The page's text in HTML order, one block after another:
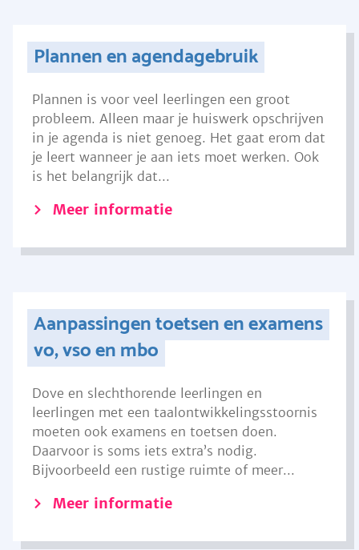
Plannen en agendagebruik
Plannen is voor veel leerlingen een groot
probleem. Alleen maar je huiswerk opschrijven
in je agenda is niet genoeg. Het gaat erom dat
je leert wanneer je aan iets moet werken. Ook
is het belangrijk dat...
Meer informatie
Aanpassingen toetsen en examens
vo, vso en mbo
Dove en slechthorende leerlingen en
leerlingen met een taalontwikkelingsstoornis
moeten ook examens en toetsen doen.
Daarvoor is soms iets extra’s nodig.
Bijvoorbeeld een rustige ruimte of meer...
Meer informatie